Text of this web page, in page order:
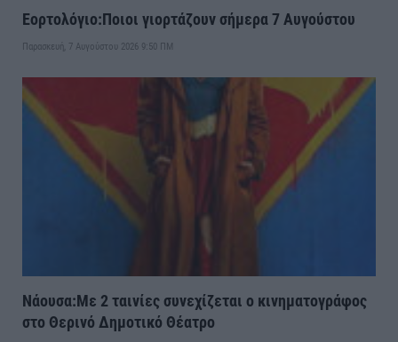
Εορτολόγιο:Ποιοι γιορτάζουν σήμερα 7 Αυγούστου
Παρασκευή, 7 Αυγούστου 2026 9:50 ΠΜ
Νάουσα:Με 2 ταινίες συνεχίζεται ο κινηματογράφος
στο Θερινό Δημοτικό Θέατρο